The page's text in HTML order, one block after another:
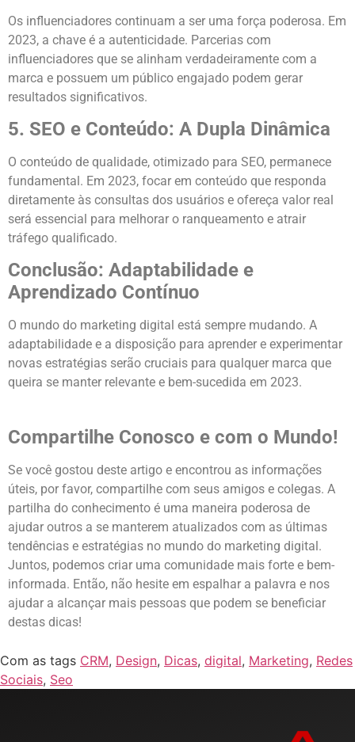
Os influenciadores continuam a ser uma força poderosa. Em
2023, a chave é a autenticidade. Parcerias com
influenciadores que se alinham verdadeiramente com a
marca e possuem um público engajado podem gerar
resultados significativos.
5. SEO e Conteúdo: A Dupla Dinâmica
O conteúdo de qualidade, otimizado para SEO, permanece
fundamental. Em 2023, focar em conteúdo que responda
diretamente às consultas dos usuários e ofereça valor real
será essencial para melhorar o ranqueamento e atrair
tráfego qualificado.
Conclusão: Adaptabilidade e
Aprendizado Contínuo
O mundo do marketing digital está sempre mudando. A
adaptabilidade e a disposição para aprender e experimentar
novas estratégias serão cruciais para qualquer marca que
queira se manter relevante e bem-sucedida em 2023.
Compartilhe Conosco e com o Mundo!
Se você gostou deste artigo e encontrou as informações
úteis, por favor, compartilhe com seus amigos e colegas. A
partilha do conhecimento é uma maneira poderosa de
ajudar outros a se manterem atualizados com as últimas
tendências e estratégias no mundo do marketing digital.
Juntos, podemos criar uma comunidade mais forte e bem-
informada. Então, não hesite em espalhar a palavra e nos
ajudar a alcançar mais pessoas que podem se beneficiar
destas dicas!
Com as tags CRM, Design, Dicas, digital, Marketing, Redes
Sociais, Seo